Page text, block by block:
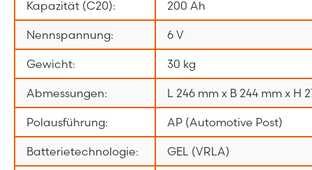
Kapazität (C20): 200 Ah
Nennspannung: 6 V
Gewicht: 30 kg
Abmessungen: L 246 mm x B 244 mm x H
Polausführung: AP (Automotive Post)
Batterietechnologie: GEL (VRLA)